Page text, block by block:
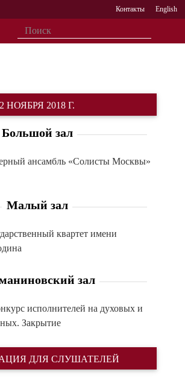
Контакты English
2 НОЯБРЯ 2018 Г.
Большой зал
ансамбль «Солисты Москвы»
Малый зал
квартет имени
зал
исполнителей на духовых и
Закрытие
ДЛЯ СЛУШАТЕЛЕЙ